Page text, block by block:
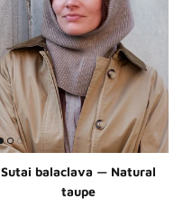
Sutai balaclava — Natural
taupe